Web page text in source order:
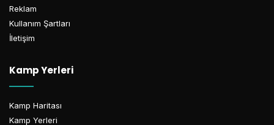
Reklam
Kullanım Şartları
İletişim
Kamp Yerleri
Kamp Haritası
Kamp Yerleri